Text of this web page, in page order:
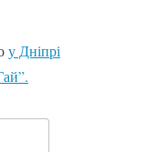
у Дніпрі